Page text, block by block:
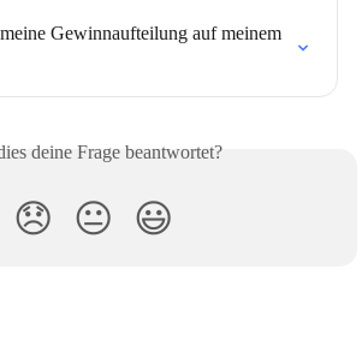
Gewinnaufteilung auf meinem
deine Frage beantwortet?
😞 😐 😃